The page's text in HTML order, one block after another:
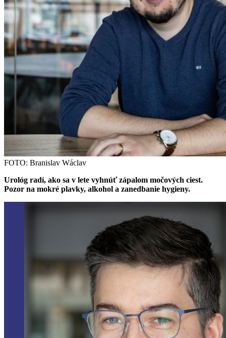
FOTO: Branislav Wáclav
Urológ radí, ako sa v lete vyhnúť zápalom močových ciest.
Pozor na mokré plavky, alkohol a zanedbanie hygieny.